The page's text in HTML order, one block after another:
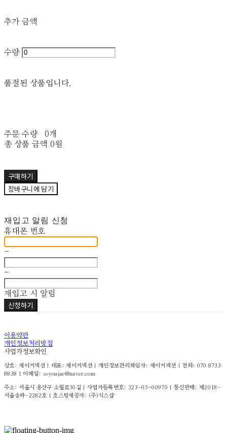
추가 금액
수량
품절된 상품입니다.
주문 수량
0개
총 상품 금액 0원
구매하기
장바구니에 담기
재입고 알림 신청
휴대폰 번호
-
-
재입고 시 알림
신청하기
이용약관
개인정보처리방침
사업자정보확인
상호: 제이커넥션 | 대표: 제이커넥션 | 개인정보관리책임자: 제이커넥션 | 전화: 070 8733
8838 | 이메일: soyoujae@naver.com
주소: 서울시 용산구 소월로30길 | 사업자등록번호: 323-05-00970 | 통신판매: 제2018-
서울송파-2282호| 호스팅제공자: (주)식스샵